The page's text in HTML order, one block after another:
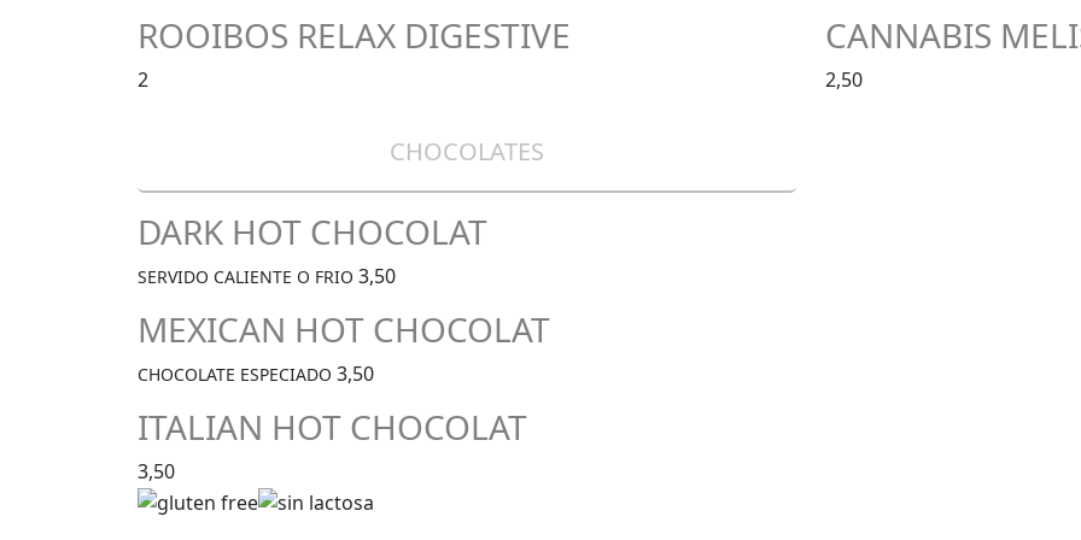
ROOIBOS RELAX DIGESTIVE
2
CANNABIS
2,50
CHOCOLATES
DARK HOT CHOCOLAT
SERVIDO CALIENTE O FRIO 3,50
MEXICAN HOT CHOCOLAT
CHOCOLATE ESPECIADO 3,50
ITALIAN HOT CHOCOLAT
3,50